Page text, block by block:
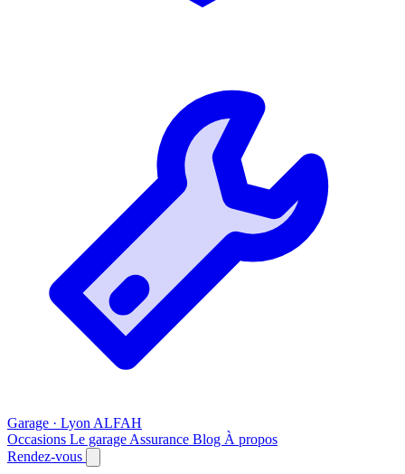
Garage · Lyon ALFAH
Occasions Le garage Assurance Blog À propos
Rendez-vous